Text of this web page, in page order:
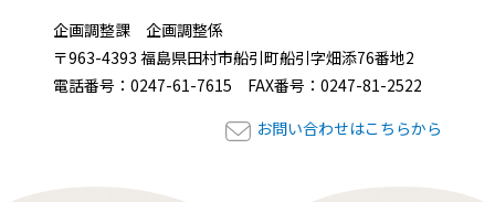
企画調整課 企画調整係
〒963-4393 福島県田村市船引町船引字畑添76番地2
電話番号：0247-61-7615 FAX番号：0247-81-2522
お問い合わせはこちらから